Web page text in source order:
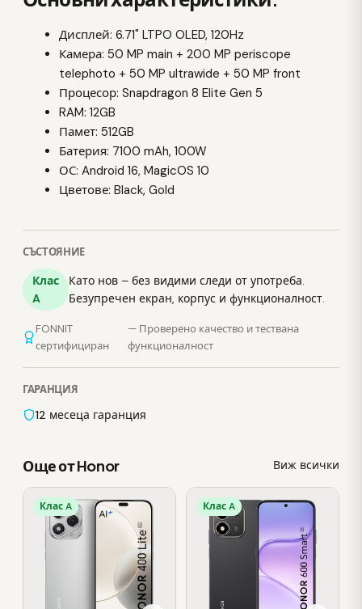
Дисплей: 6.71" LTPO OLED, 120Hz
Камера: 50 MP main + 200 MP periscope
telephoto + 50 MP ultrawide + 50 MP front
Процесор: Snapdragon 8 Elite Gen 5
RAM: 12GB
Памет: 512GB
Батерия: 7100 mAh, 100W
ОС: Android 16, MagicOS 10
Цветове: Black, Gold
СЪСТОЯНИЕ
Клас
A
Като нов – без видими следи от употреба.
Безупречен екран, корпус и функционалност.
FONNIT
сертифициран
— Проверено качество и тествана
функционалност
ГАРАНЦИЯ
12 месеца гаранция
Още от Honor Виж всички
Клас A Клас A